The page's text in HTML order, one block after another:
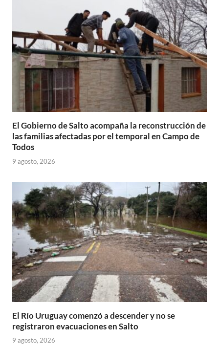
El Gobierno de Salto acompaña la reconstrucción de
las familias afectadas por el temporal en Campo de
Todos
9 agosto, 2026
El Río Uruguay comenzó a descender y no se
registraron evacuaciones en Salto
9 agosto, 2026